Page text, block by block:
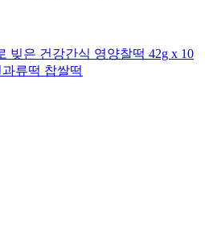
빚은 건강간식 영양찰떡 42g x 10
류떡 찹쌀떡